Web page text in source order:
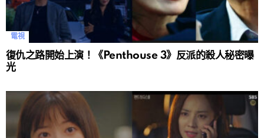
電視
復仇之路開始上演！《Penthouse 3》反派的殺人秘密曝
光